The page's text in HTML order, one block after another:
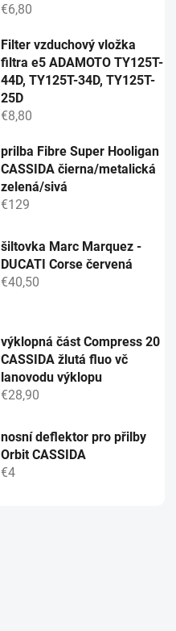
€6,80
Filter vzduchový vložka
filtra e5 ADAMOTO TY125T-
44D, TY125T-34D, TY125T-
25D
€8,80
prilba Fibre Super Hooligan
CASSIDA čierna/metalická
zelená/sivá
€129
šiltovka Marc Marquez -
DUCATI Corse červená
€40,50
výklopná část Compress 20
CASSIDA žlutá fluo vč
lanovodu výklopu
€28,90
nosní deflektor pro přilby
Orbit CASSIDA
€4